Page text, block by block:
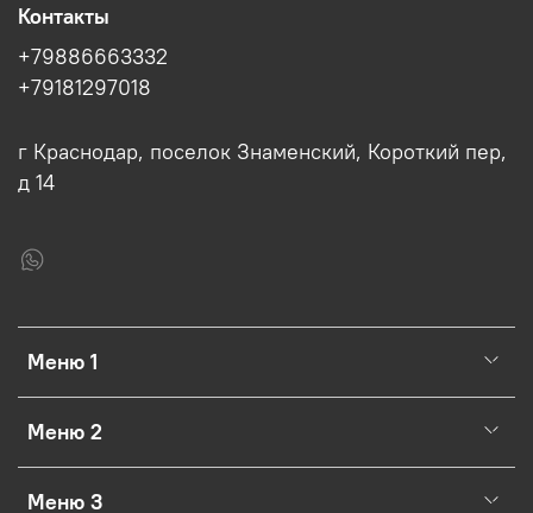
Меню 1
Меню 2
Меню 3
Контакты
+79886663332
+79181297018
г Краснодар, поселок Знаменский, Короткий пер,
д 14